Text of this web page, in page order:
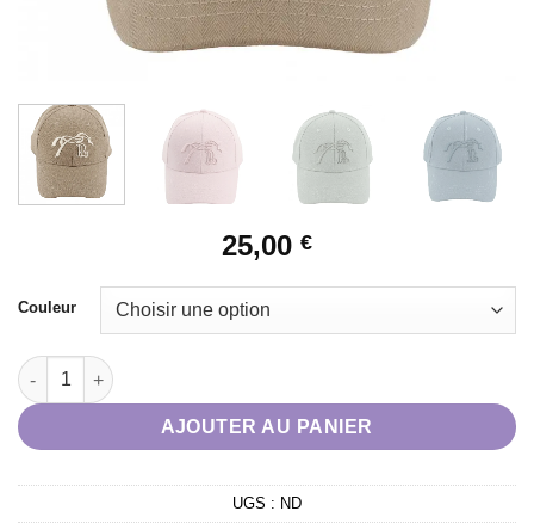
25,00 €
Couleur
quantité de Casquette Pénélope "Naomi"
AJOUTER AU PANIER
UGS : ND